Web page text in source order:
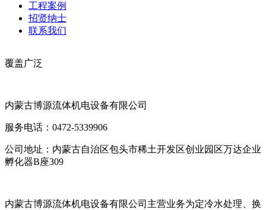
工程案例
招贤纳士
联系我们
覆盖广泛
内蒙古博源流体机电设备有限公司
服务电话：0472-5339906
公司地址：内蒙古自治区包头市稀土开发区创业园区万达企业
孵化器B座309
内蒙古博源流体机电设备有限公司主营业务为定冷水处理、换